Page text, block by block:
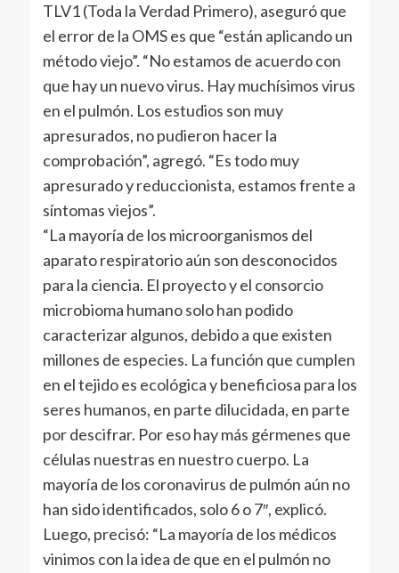
TLV1 (Toda la Verdad Primero), aseguró que
el error de la OMS es que “están aplicando un
método viejo”. “No estamos de acuerdo con
que hay un nuevo virus. Hay muchísimos virus
en el pulmón. Los estudios son muy
apresurados, no pudieron hacer la
comprobación”, agregó. “Es todo muy
apresurado y reduccionista, estamos frente a
síntomas viejos”.
“La mayoría de los microorganismos del
aparato respiratorio aún son desconocidos
para la ciencia. El proyecto y el consorcio
microbioma humano solo han podido
caracterizar algunos, debido a que existen
millones de especies. La función que cumplen
en el tejido es ecológica y beneficiosa para los
seres humanos, en parte dilucidada, en parte
por descifrar. Por eso hay más gérmenes que
células nuestras en nuestro cuerpo. La
mayoría de los coronavirus de pulmón aún no
han sido identificados, solo 6 o 7″, explicó.
Luego, precisó: “La mayoría de los médicos
vinimos con la idea de que en el pulmón no